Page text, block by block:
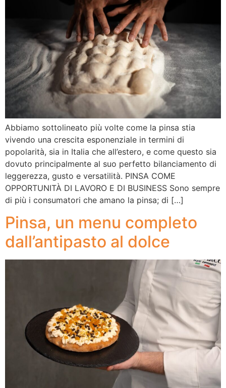
Abbiamo sottolineato più volte come la pinsa stia
vivendo una crescita esponenziale in termini di
popolarità, sia in Italia che all’estero, e come questo sia
dovuto principalmente al suo perfetto bilanciamento di
leggerezza, gusto e versatilità. PINSA COME
OPPORTUNITÀ DI LAVORO E DI BUSINESS Sono sempre
di più i consumatori che amano la pinsa; di […]
Pinsa, un menu completo
dall’antipasto al dolce